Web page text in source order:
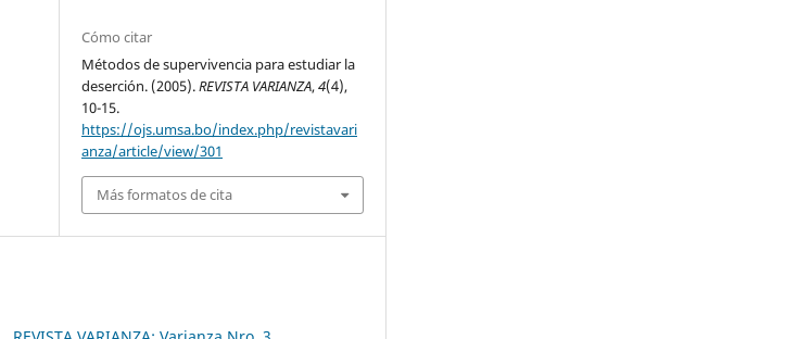
Cómo citar
Métodos de supervivencia para estudiar la
deserción. (2005).REVISTA VARIANZA,4(4),
10-15.
https://ojs.umsa.bo/index.php/revistavari
anza/article/view/301
Más formatos de cita